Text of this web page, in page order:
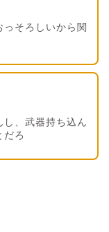
そろしいから関
、武器持ち込ん
だろ